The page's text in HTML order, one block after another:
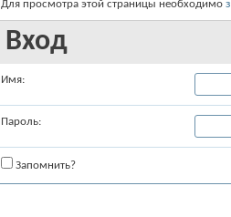
Для просмотра этой страницы необходимо
Вход
Имя:
Пароль:
Запомнить?